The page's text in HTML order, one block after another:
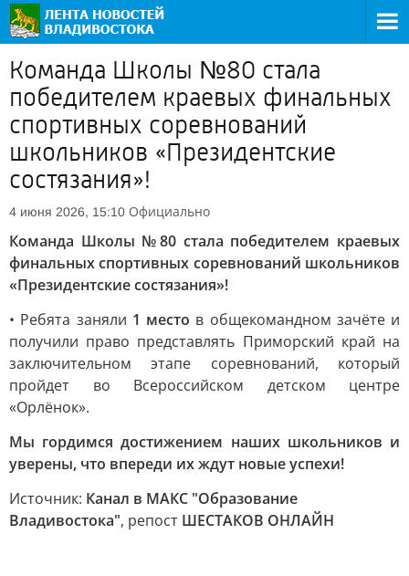
Команда Школы №80 стала
победителем краевых финальных
спортивных соревнований
школьников «Президентские
состязания»!
4 июня 2026, 15:10 Официально
Команда Школы №80 стала победителем краевых
финальных спортивных соревнований школьников
«Президентские состязания»!
• Ребята заняли 1 место в общекомандном зачёте и
получили право представлять Приморский край на
заключительном этапе соревнований, который
пройдет во Всероссийском детском центре
«Орлёнок».
Мы гордимся достижением наших школьников и
уверены, что впереди их ждут новые успехи!
Источник: Канал в МАКС "Образование
Владивостока", репост ШЕСТАКОВ ОНЛАЙН